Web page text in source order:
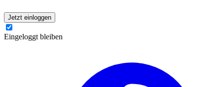
Jetzt einloggen
Eingeloggt bleiben